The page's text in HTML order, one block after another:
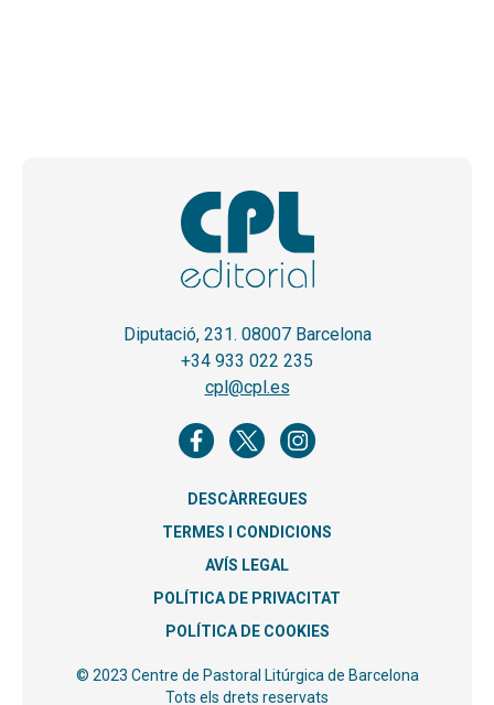
Diputació, 231. 08007 Barcelona
+34 933 022 235
cpl@cpl.es
DESCÀRREGUES
TERMES I CONDICIONS
AVÍS LEGAL
POLÍTICA DE PRIVACITAT
POLÍTICA DE COOKIES
© 2023 Centre de Pastoral Litúrgica de Barcelona
Tots els drets reservats